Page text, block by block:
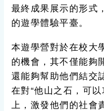
最終成果展示的形式
的遊學體驗平臺。
本遊學營對於在校大
的機會，其不僅能夠
還能夠幫助他們結交
在對“他山之石，可
上，激發他們的社會